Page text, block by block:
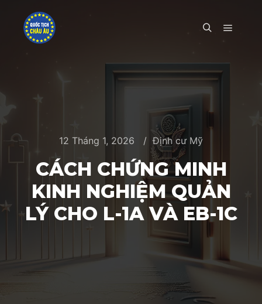
12 Tháng 1, 2026 Định cư Mỹ
CÁCH CHỨNG MINH
KINH NGHIỆM QUẢN
LÝ CHO L-1A VÀ EB-1C